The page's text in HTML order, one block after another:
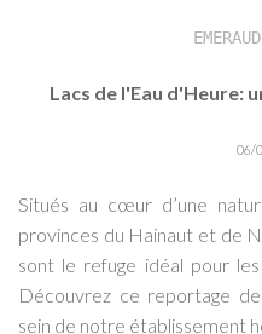
Lacs de l'Eau d'Heure:
06/
Situés au cœur d’une
provinces du Hainaut et de
sont le refuge idéal pour
Découvrez ce reportage
sein de notre établissement